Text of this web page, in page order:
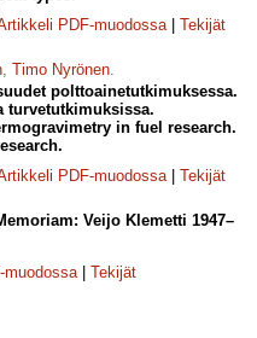
PDF-muodossa| Tekijät
, Timo Nyrönen.
polttoainetutkimuksessa.
turvetutkimuksissa.
in fuel research.
PDF-muodossa| Tekijät
Veijo Klemetti 1947–
| Tekijät